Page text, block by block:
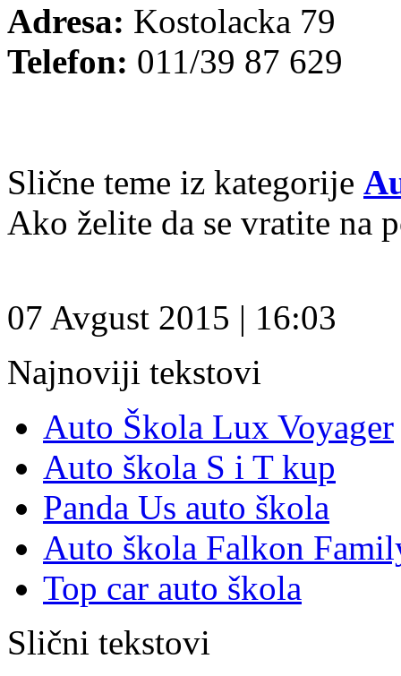
Adresa: Kostolacka 79
Telefon: 011/39 87 629
Slične teme iz kategorije
Ako želite da se vratite na
07 Avgust 2015 | 16:03
Najnoviji tekstovi
Auto Škola Lux Voyager
Auto škola S i T kup
Panda Us auto škola
Auto škola Falkon
Top car auto škola
Slični tekstovi